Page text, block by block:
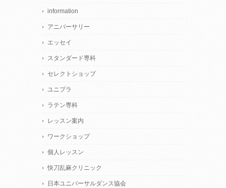
information
アニバーサリー
エッセイ
スタンダード専科
セレクトショップ
ユニプラ
ラテン専科
レッスン案内
ワークショップ
個人レッスン
快刀乱麻クリニック
日本ユニバーサルダンス協会